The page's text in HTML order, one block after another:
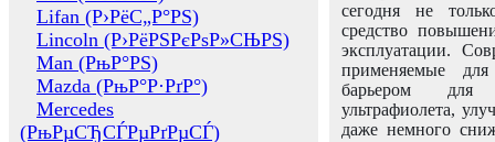
Lifan (Р›РёС„Р°РЅ)
Lincoln (Р›РёРЅРєРѕР»СЊРЅ)
Man (РњР°РЅ)
Mazda (РњР°Р·РґР°)
Mercedes
(РњРµСЂСЃРµРґРµСЃ)
сегодня не
средство
эксплуатации.
применяемые
барьером для
ультрафиолета,
даже немного